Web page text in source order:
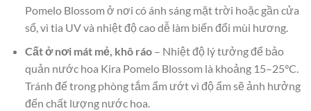
Pomelo Blossom ở nơi có ánh sáng mặt trời hoặc gần cửa
sổ, vì tia UV và nhiệt độ cao dễ làm biến đổi mùi hương.
Cất ở nơi mát mẻ, khô ráo– Nhiệt độ lý tưởng để bảo
quản nước hoa Kira Pomelo Blossom là khoảng 15–25°C.
Tránh để trong phòng tắm ẩm ướt vì độ ẩm sẽ ảnh hưởng
đến chất lượng nước hoa.